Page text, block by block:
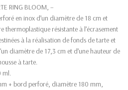
RING BLOOM, –
en inox d’un diamètre de 18 cm et
thermoplastique résistante à l’écrasement
à la réalisation de fonds de tarte et
diamètre de 17,3 cm et d’une hauteur de
à tarte.
ml.
+ bord perforé, diamètre 180 mm,